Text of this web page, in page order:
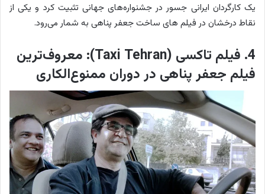
یک کارگردان ایرانی جسور در جشنواره‌های جهانی تثبیت کرد و یکی از
نقاط درخشان در فیلم های ساخت جعفر پناهی به شمار می‌رود.
4. فیلم تاکسی (Taxi Tehran): معروف‌ترین
فیلم جعفر پناهی در دوران ممنوع‌الکاری